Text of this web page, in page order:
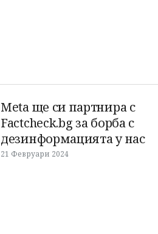
Meta ще си партнира с
Factcheck.bg за борба с
дезинформацията у нас
21 Февруари 2024